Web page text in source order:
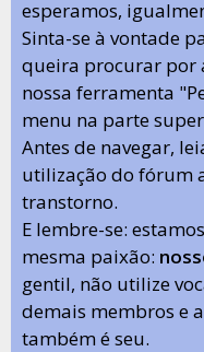
esperamos,
Sinta-se à vontade
queira procurar por
nossa ferramenta
menu na parte
Antes de navegar,
utilização do fórum
transtorno.
E lembre-se:
mesma paixão:
gentil, não utilize
demais membros e
também é seu.